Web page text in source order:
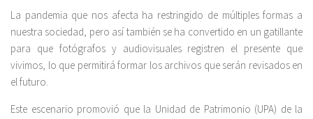
La pandemia que nos afecta ha restringido de múltiples formas a
nuestra sociedad, pero así también se ha convertido en un gatillante
para que fotógrafos y audiovisuales registren el presente que
vivimos, lo que permitirá formar los archivos que serán revisados en
el futuro.
Este escenario promovió que la Unidad de Patrimonio (UPA) de la